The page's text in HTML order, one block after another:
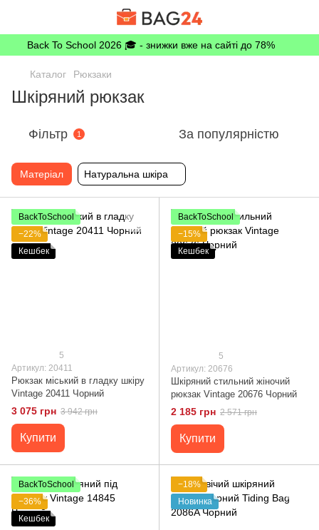
Back To School 2026 🎓 - знижки вже на сайті до 78%
Каталог Рюкзаки
Шкіряний рюкзак
Фільтр 1 За популярністю
Матеріал Натуральна шкіра
BackToSchool
−22%
Кешбек
5
Артикул: 20411
Рюкзак міський в гладку шкіру
Vintage 20411 Чорний
3 075 грн 3 942 грн
Купити
BackToSchool
−15%
Кешбек
5
Артикул: 20676
Шкіряний стильний жіночий
рюкзак Vintage 20676 Чорний
2 185 грн 2 571 грн
Купити
BackToSchool
−36%
Кешбек
−18%
Новинка